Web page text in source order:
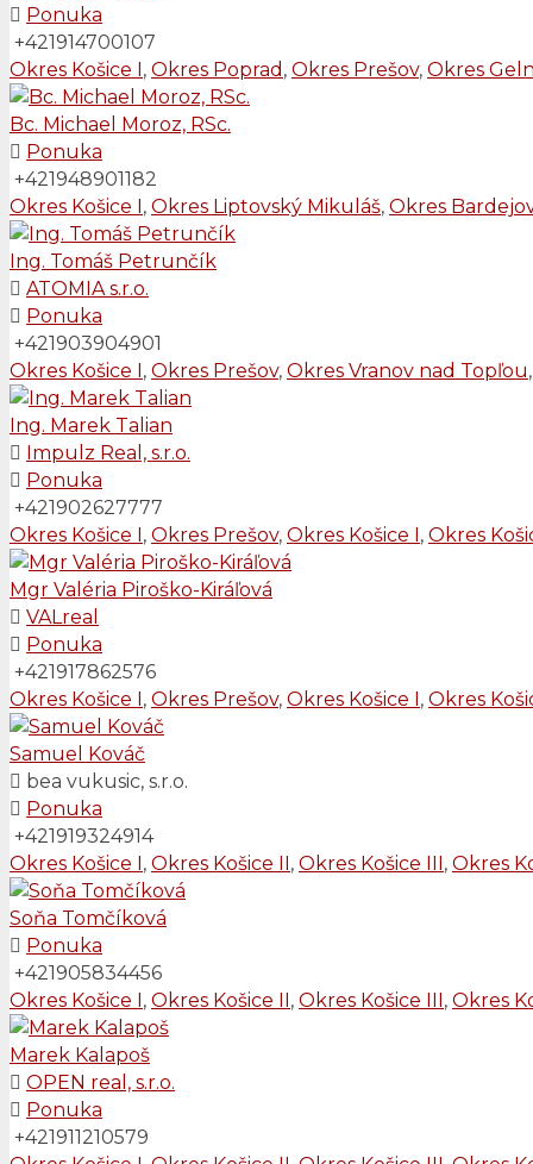
Ponuka
+421914700107
Okres Košice I, Okres Poprad , Okres Prešov, Okres
Bc. Michael Moroz, RSc.
Ponuka
+421948901182
Okres Košice I, Okres Liptovský Mikuláš, Okres
Ing. Tomáš Petrunčík
ATOMIA s.r.o.
Ponuka
+421903904901
Okres Košice I, Okres Prešov, Okres Vranov nad Topľou
Ing. Marek Talian
Impulz Real, s.r.o.
Ponuka
+421902627777
Okres Košice I, Okres Prešov, Okres Košice I, Okres
Mgr Valéria Piroško-Kiráľová
VALreal
Ponuka
+421917862576
Okres Košice I, Okres Prešov, Okres Košice I, Okres
Samuel Kováč
bea vukusic, s.r.o.
Ponuka
+421919324914
Okres Košice I, Okres Košice II, Okres Košice III, Okres
Soňa Tomčíková
Ponuka
+421905834456
Okres Košice I, Okres Košice II, Okres Košice III, Okres
Marek Kalapoš
OPEN real, s.r.o.
Ponuka
+421911210579